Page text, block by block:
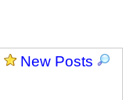
New Posts